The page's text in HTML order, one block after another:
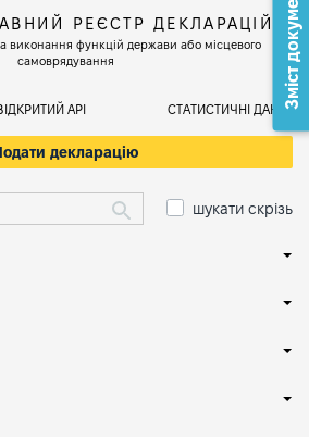
РЕЄСТР ДЕКЛАРАЦІЙ
виконання функцій держави або місцевого
самоврядування
АРІ СТАТИСТИЧНІ ДАНІ
декларацію
шукати скрізь
Зміст документа